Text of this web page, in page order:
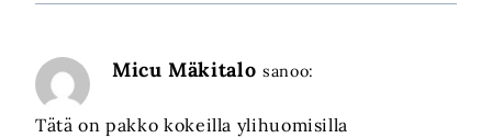
Micu Mäkitalo sanoo:
Tätä on pakko kokeilla ylihuomisilla